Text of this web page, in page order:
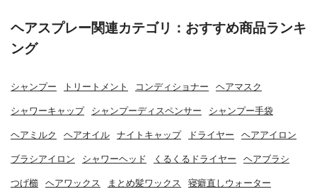
ヘアスプレー関連カテゴリ：おすすめ商品ランキ
ング
シャンプー トリートメント コンディショナー ヘアマスク
シャワーキャップ シャンプーディスペンサー シャンプー手袋
ヘアミルク ヘアオイル ナイトキャップ ドライヤー ヘアアイロン
ブラシアイロン シャワーヘッド くるくるドライヤー ヘアブラシ
つげ櫛 ヘアワックス まとめ髪ワックス 寝癖直しウォーター